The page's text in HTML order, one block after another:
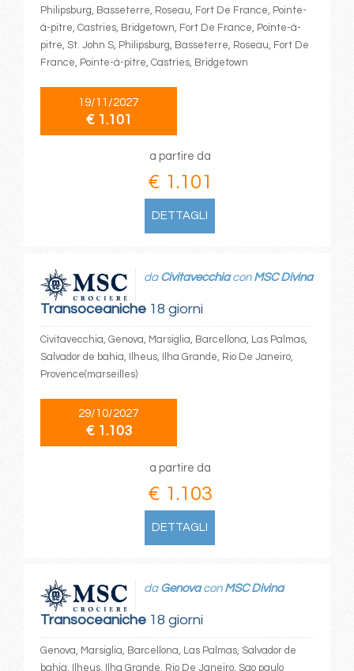
Philipsburg, Basseterre, Roseau, Fort De France, Pointe-
à-pitre, Castries, Bridgetown, Fort De France, Pointe-à-
pitre, St. John S, Philipsburg, Basseterre, Roseau, Fort De
France, Pointe-à-pitre, Castries, Bridgetown
19/11/2027
€ 1.101
a partire da
€ 1.101
DETTAGLI
Transoceaniche18 giorni
da Civitavecchiacon MSC Divina
Civitavecchia, Genova, Marsiglia, Barcellona, Las Palmas,
Salvador de bahia, Ilheus, Ilha Grande, Rio De Janeiro,
Provence(marseilles)
29/10/2027
€ 1.103
a partire da
€ 1.103
DETTAGLI
Transoceaniche18 giorni
da Genovacon MSC Divina
Genova, Marsiglia, Barcellona, Las Palmas, Salvador de
bahia, Ilheus, Ilha Grande, Rio De Janeiro, Sao paulo